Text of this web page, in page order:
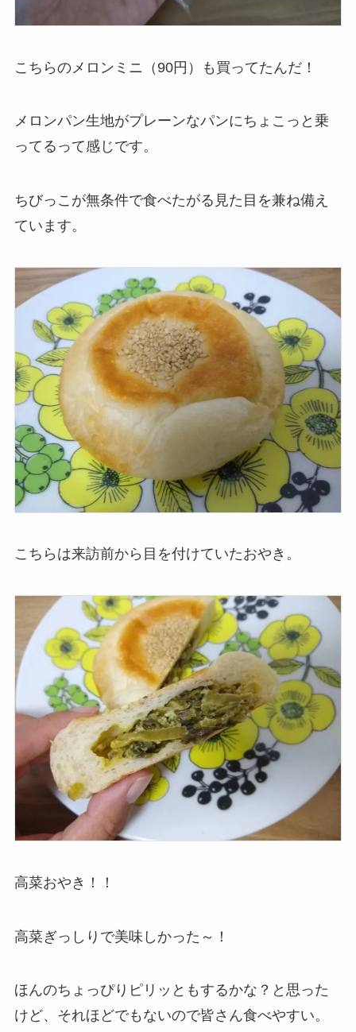
こちらのメロンミニ（90円）も買ってたんだ！
メロンパン生地がプレーンなパンにちょこっと乗
ってるって感じです。
ちびっこが無条件で食べたがる見た目を兼ね備え
ています。
こちらは来訪前から目を付けていたおやき。
高菜おやき！！
高菜ぎっしりで美味しかった～！
ほんのちょっぴりピリッともするかな？と思った
けど、それほどでもないので皆さん食べやすい。